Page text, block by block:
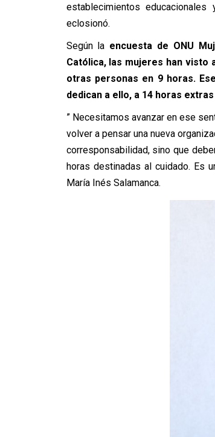
establecimientos
eclosionó.
Según la encuesta de ONU
Católica, las mujeres han visto
otras personas en 9 horas.
dedican a ello, a 14 horas
” Necesitamos avanzar en ese
volver a pensar una nueva
corresponsabilidad, sino que
horas destinadas al cuidado. Es
María Inés Salamanca.